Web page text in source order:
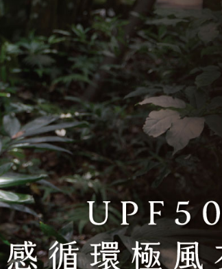
４．使用「AFTEE先享後付」時，將依據個別帳號之用戶狀
即時審查核予不同之上限額度；若仍有額度不足之情形，本公
結果請求用戶進行身份認證。
５．嚴禁一人註冊多個帳號或使用他人資訊註冊。若發現惡意
形，恩沛科技股份有限公司將有權停止該用戶之使用額度並採